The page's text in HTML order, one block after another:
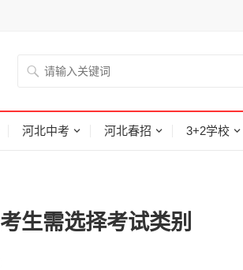
河北中考 河北春招 3+2学校
生需选择考试类别